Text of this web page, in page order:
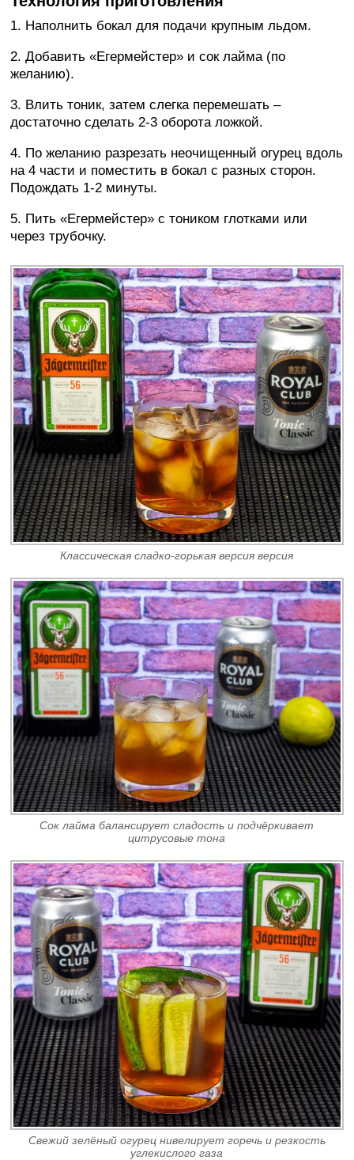
1. Наполнить бокал для подачи крупным льдом.
2. Добавить «Егермейстер» и сок лайма (по
желанию).
3. Влить тоник, затем слегка перемешать –
достаточно сделать 2-3 оборота ложкой.
4. По желанию разрезать неочищенный огурец вдоль
на 4 части и поместить в бокал с разных сторон.
Подождать 1-2 минуты.
5. Пить «Егермейстер» с тоником глотками или
через трубочку.
Классическая сладко-горькая версия версия
Сок лайма балансирует сладость и подчёркивает
цитрусовые тона
Свежий зелёный огурец нивелирует горечь и резкость
углекислого газа